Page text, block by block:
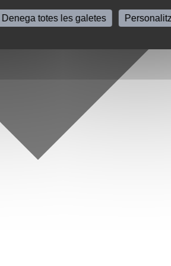
Denega totes les galetes